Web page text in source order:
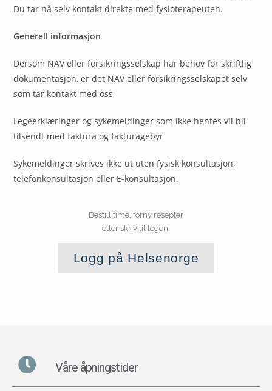
Du tar nå selv kontakt direkte med fysioterapeuten.
Generell informasjon
Dersom NAV eller forsikringsselskap har behov for skriftlig
dokumentasjon, er det NAV eller forsikringsselskapet selv
som tar kontakt med oss
Legeerklæringer og sykemeldinger som ikke hentes vil bli
tilsendt med faktura og fakturagebyr
Sykemeldinger skrives ikke ut uten fysisk konsultasjon,
telefonkonsultasjon eller E-konsultasjon.
Bestill time, forny resepter
eller skriv til legen:
Logg på Helsenorge
Våre åpningstider